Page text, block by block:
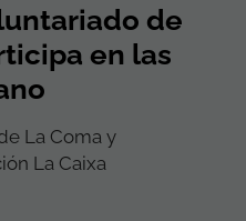
de
en las
La Coma y
La Caixa